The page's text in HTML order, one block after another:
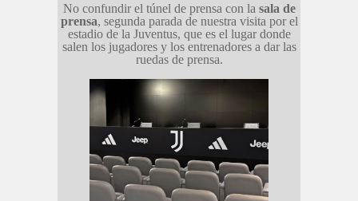
No confundir el túnel de prensa con la sala de
prensa, segunda parada de nuestra visita por el
estadio de la Juventus, que es el lugar donde
salen los jugadores y los entrenadores a dar las
ruedas de prensa.